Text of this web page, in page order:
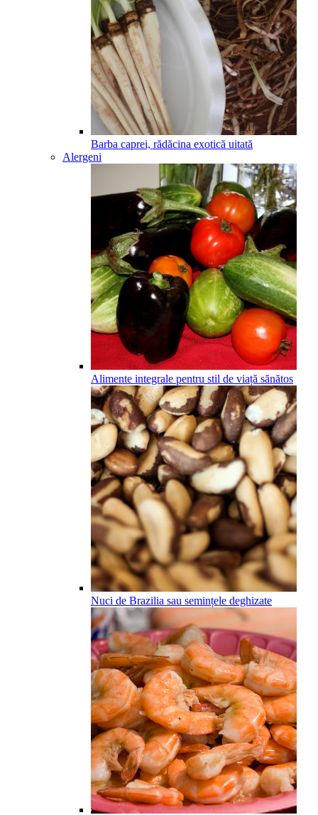
Barba caprei, rădăcina exotică uitată
Alergeni
Alimente integrale pentru stil de viață sănătos
Nuci de Brazilia sau semințele deghizate